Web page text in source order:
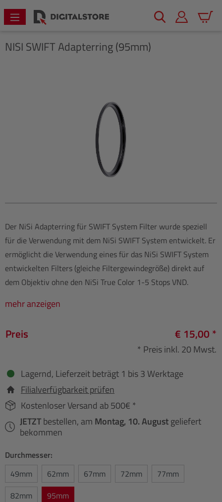
springen
NISI SWIFT Adapterring (95mm)
Der NiSi Adapterring für SWIFT System Filter wurde speziell
für die Verwendung mit dem NiSi SWIFT System entwickelt. Er
ermöglicht die Verwendung eines für das NiSi SWIFT System
entwickelten Filters (gleiche Filtergewindegröße) direkt auf
dem Objektiv ohne den NiSi True Color 1-5 Stops VND.
mehr anzeigen
Preis € 15,00 *
* Preis inkl. 20 Mwst.
Lagernd, Lieferzeit beträgt 1 bis 3 Werktage
Filialverfügbarkeit prüfen
Kostenloser Versand ab 500€ *
JETZTbestellen, am Montag, 10. Augustgeliefert
bekommen
Durchmesser:
49mm
62mm 67mm 72mm
77mm
82mm
95mm